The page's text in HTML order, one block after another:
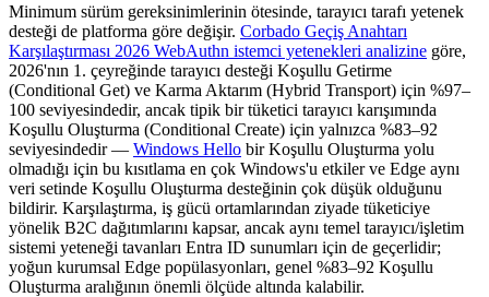
Minimum sürüm gereksinimlerinin ötesinde, tarayıcı tarafı yetenek
desteği de platforma göre değişir. Corbado Geçiş Anahtarı
Karşılaştırması 2026 WebAuthn istemci yetenekleri analizine göre,
2026'nın 1. çeyreğinde tarayıcı desteği Koşullu Getirme
(Conditional Get) ve Karma Aktarım (Hybrid Transport) için %97–
100 seviyesindedir, ancak tipik bir tüketici tarayıcı karışımında
Koşullu Oluşturma (Conditional Create) için yalnızca %83–92
seviyesindedir — Windows Hello bir Koşullu Oluşturma yolu
olmadığı için bu kısıtlama en çok Windows'u etkiler ve Edge aynı
veri setinde Koşullu Oluşturma desteğinin çok düşük olduğunu
bildirir. Karşılaştırma, iş gücü ortamlarından ziyade tüketiciye
yönelik B2C dağıtımlarını kapsar, ancak aynı temel tarayıcı/işletim
sistemi yeteneği tavanları Entra ID sunumları için de geçerlidir;
yoğun kurumsal Edge popülasyonları, genel %83–92 Koşullu
Oluşturma aralığının önemli ölçüde altında kalabilir.